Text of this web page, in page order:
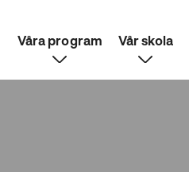
Våra program
Vår skola